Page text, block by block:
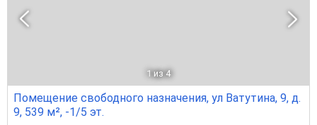
1 из 4
Помещение свободного назначения, ул Ватутина, 9, д.
9, 539 м², -1/5 эт.